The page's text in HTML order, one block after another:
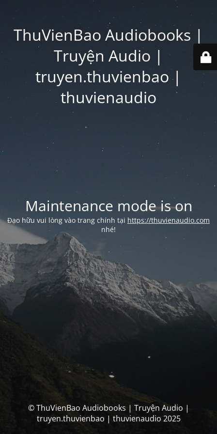
ThuVienBao Audiobooks |
Truyện Audio |
truyen.thuvienbao |
thuvienaudio
Maintenance mode is on
Đạo hữu vui lòng vào trang chính tại https://thuvienaudio.com
nhé!
© ThuVienBao Audiobooks | Truyện Audio |
truyen.thuvienbao | thuvienaudio 2025